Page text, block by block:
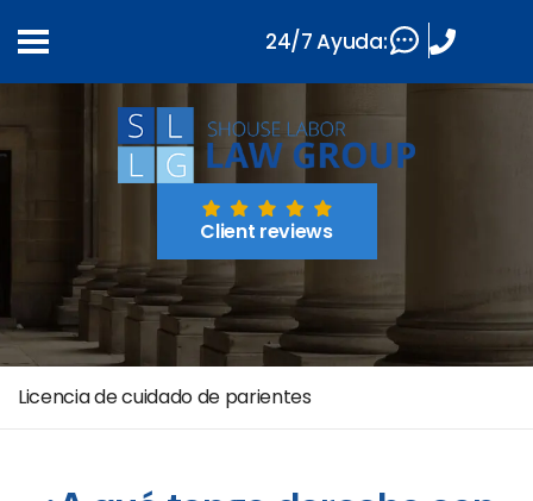
Client reviews
Licencia de cuidado de parientes
24/7 Ayuda: